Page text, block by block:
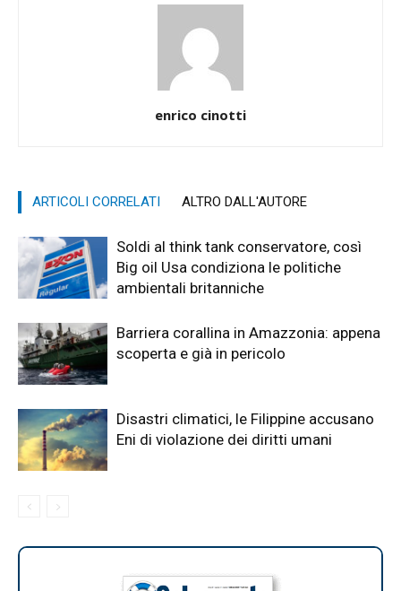
enrico cinotti
ARTICOLI CORRELATI ALTRO DALL'AUTORE
Soldi al think tank conservatore, così
Big oil Usa condiziona le politiche
ambientali britanniche
Barriera corallina in Amazzonia: appena
scoperta e già in pericolo
Disastri climatici, le Filippine accusano
Eni di violazione dei diritti umani